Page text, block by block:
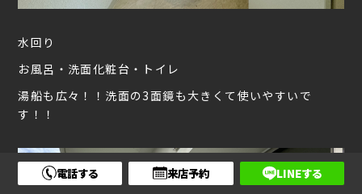
水回り
お風呂・洗面化粧台・トイレ
湯船も広々！！洗面の3面鏡も大きくて使いやすいで
す！！
電話する 来店予約 LINEする